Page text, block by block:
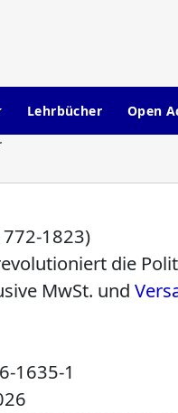
Lehrbücher
Open
1823)
die
MwSt. und
1635-1